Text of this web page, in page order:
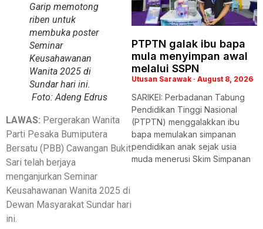
Garip memotong
riben untuk
membuka poster
Seminar
Keusahawanan
Wanita 2025 di
Sundar hari ini.
Foto: Adeng Edrus
LAWAS: Pergerakan Wanita
Parti Pesaka Bumiputera
Bersatu (PBB) Cawangan Bukit
Sari telah berjaya
menganjurkan Seminar
Keusahawanan Wanita 2025 di
Dewan Masyarakat Sundar hari
ini.
PTPTN galak ibu bapa
mula menyimpan awal
melalui SSPN
Utusan Sarawak August 8, 2026
SARIKEI: Perbadanan Tabung
Pendidikan Tinggi Nasional
(PTPTN) menggalakkan ibu
bapa memulakan simpanan
pendidikan anak sejak usia
muda menerusi Skim Simpanan